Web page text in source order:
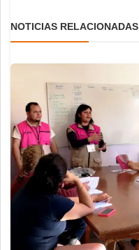
NOTICIAS RELACIONADAS